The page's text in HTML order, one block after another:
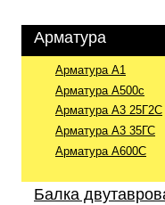
Арматура
Арматура А1
Арматура А500с
Арматура А3 25Г2С
Арматура А3 35ГС
Арматура А600С
Балка